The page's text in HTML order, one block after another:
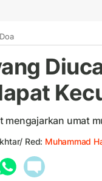
Doa
mengajarkan umat
Red: Muhammad